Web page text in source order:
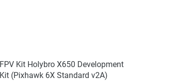
FPV Kit Holybro X650 Development
Kit (Pixhawk 6X Standard v2A)